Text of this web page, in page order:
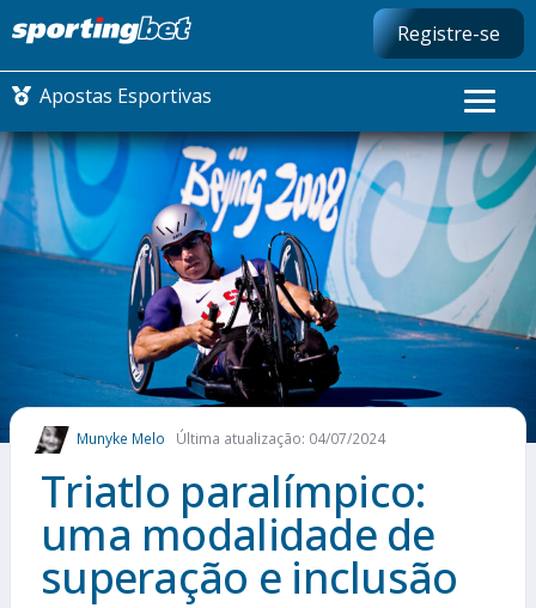
Registre-se
Apostas Esportivas
CONMEBOL LIBERTADORES
FUTEBOL NACIONAL
FUTEBOL INTERNACIONAL
COMO APOSTAR
MAIS ESPORTES
Munyke Melo Última atualização: 04/07/2024
Triatlo paralímpico:
uma modalidade de
superação e inclusão